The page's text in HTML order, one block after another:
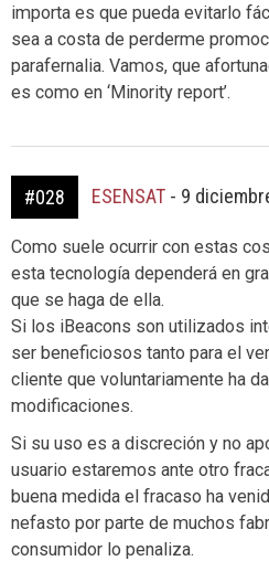
importa es que pueda evitarlo
sea a costa de perderme
parafernalia. Vamos, que
es como en ‘Minority report’.
#028 ESENSAT - 9
Como suele ocurrir con estas
esta tecnología dependerá en
que se haga de ella.
Si los iBeacons son utilizados
ser beneficiosos tanto para el
cliente que voluntariamente ha
modificaciones.
Si su uso es a discreción y no
usuario estaremos ante otro
buena medida el fracaso ha
nefasto por parte de muchos
consumidor lo penaliza.